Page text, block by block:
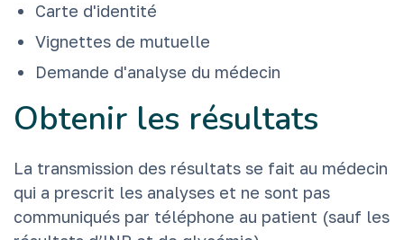
Carte d'identité
Vignettes de mutuelle
Demande d'analyse du médecin
Obtenir les résultats
La transmission des résultats se fait au médecin
qui a prescrit les analyses et ne sont pas
communiqués par téléphone au patient (sauf les